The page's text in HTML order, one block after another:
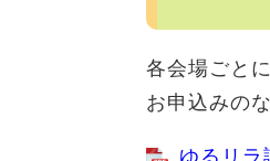
各会場ごと
お申込みの
ゆるリラ